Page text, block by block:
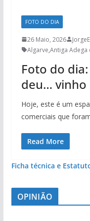
FOTO DO DIA
26 Maio, 2026
Algarve,Antiga Adega
Foto do
deu… vinho
Hoje, este é um
comerciais que
Read More
Ficha técnica e
OPINIÃO